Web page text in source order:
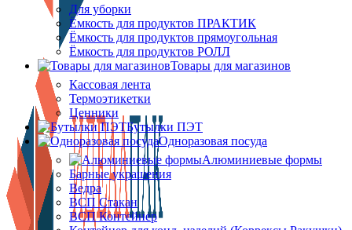
Для уборки
Ёмкость для продуктов ПРАКТИК
Ёмкость для продуктов прямоугольная
Ёмкость для продуктов РОЛЛ
Товары для магазинов
Кассовая лента
Термоэтикетки
Ценники
Бутылки ПЭТ
Одноразовая посуда
Алюминиевые формы
Барные украшения
Ведра
ВСП Стакан
ВСП Контейнер